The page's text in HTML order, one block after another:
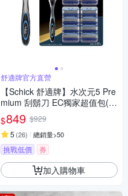
舒適牌官方直營
【Schick 舒適牌】水次元5 Pre
mium 刮鬍刀 EC獨家超值包(1
刀把17刀片)
$849 $929
5 (26) 總銷量>50
挑戰低價 券
加入購物車